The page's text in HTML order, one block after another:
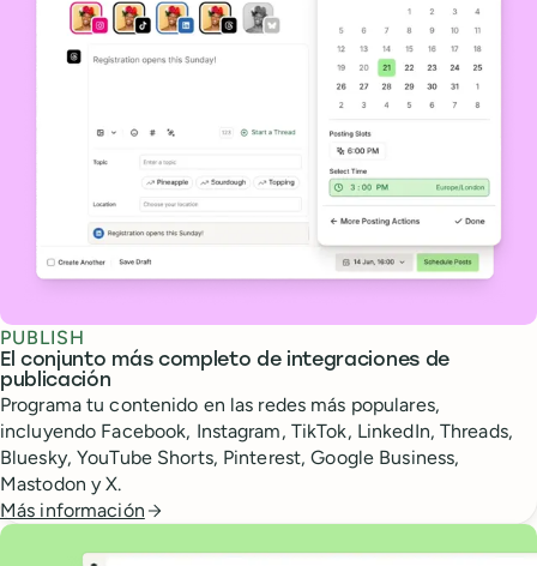
PUBLISH
El conjunto más completo de integraciones de
publicación
Programa tu contenido en las redes más populares,
incluyendo Facebook, Instagram, TikTok, LinkedIn, Threads,
Bluesky, YouTube Shorts, Pinterest, Google Business,
Mastodon y X.
Más información